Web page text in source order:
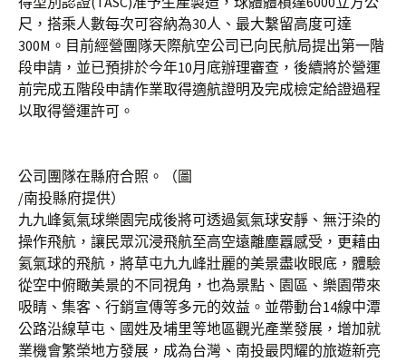
尺，搭乘人數每次可容納為30人、最大繫留高度可達
300M 。目前經營團隊天際航空公司已向民航局提出第一階
段申請，並已預排於今年10月底辦理審查，後續將於營運
前完成五階段申請作業取得適航證明及完成檢定給證過程
以取得營運許可。
公司團隊在縣府合照。（圖
/南投縣府提供）
九九峰氦氣球樂園完成後將可透過氦氣球安靜、無汙染的
操作飛航，讓民眾沉浸飛航至高空遠離塵囂感受，更藉由
氦氣球的飛航，將草屯九九峰壯麗的美景盡收眼底，體驗
從空中俯瞰美景的不同視角，也為景點、園區、樂園帶來
吸睛、集客、行銷宣傳等多元的效益。並帶動台14線中潭
公路沿線草屯、國姓及埔里等地區觀光產業發展，增加就
業機會繁榮地方發展，成為台灣、南投最閃耀的旅遊新亮